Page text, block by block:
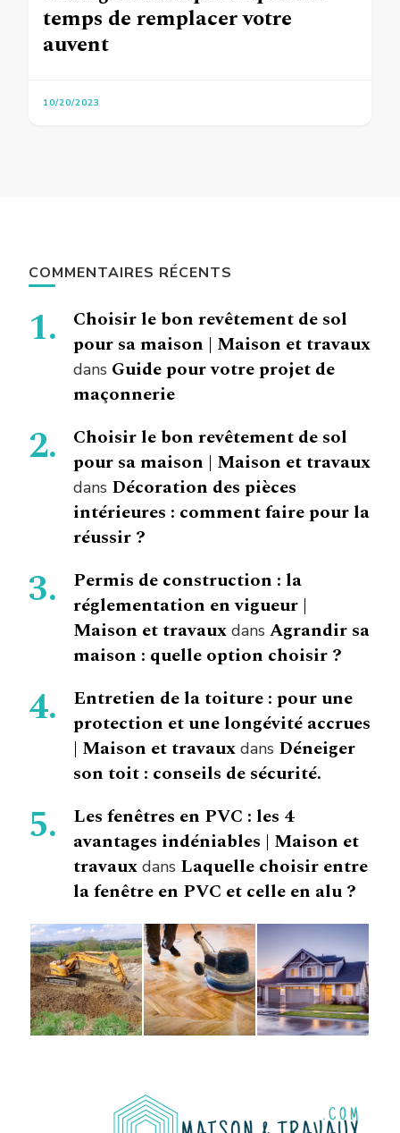
temps de remplacer votre
auvent
10/20/2023
COMMENTAIRES RÉCENTS
Choisir le bon revêtement de sol
pour sa maison | Maison et travaux
dans Guide pour votre projet de
maçonnerie
Choisir le bon revêtement de sol
pour sa maison | Maison et travaux
dans Décoration des pièces
intérieures : comment faire pour la
réussir ?
Permis de construction : la
réglementation en vigueur |
Maison et travaux dans Agrandir sa
maison : quelle option choisir ?
Entretien de la toiture : pour une
protection et une longévité accrues
| Maison et travaux dans Déneiger
son toit : conseils de sécurité.
Les fenêtres en PVC : les 4
avantages indéniables | Maison et
travaux dans Laquelle choisir entre
la fenêtre en PVC et celle en alu ?